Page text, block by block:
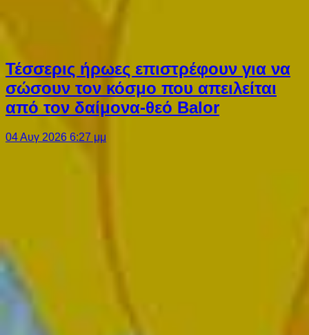
Τέσσερις ήρωες επιστρέφουν για να
σώσουν τον κόσμο που απειλείται
από τον δαίμονα-θεό Balor
04 Αυγ 2026 6:27 μμ